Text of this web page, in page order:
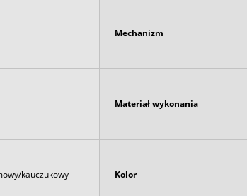
Mechanizm
Materiał wykonania
kauczukowy Kolor